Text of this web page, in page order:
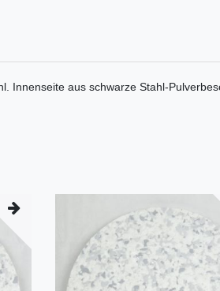
Innenseite aus schwarze Stahl-